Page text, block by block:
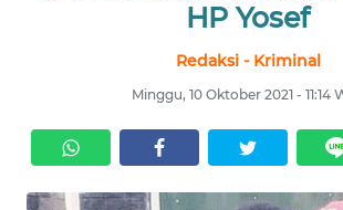
HP Yosef
Redaksi - Kriminal
Minggu, 10 Oktober 2021 - 11:14
EKUIN